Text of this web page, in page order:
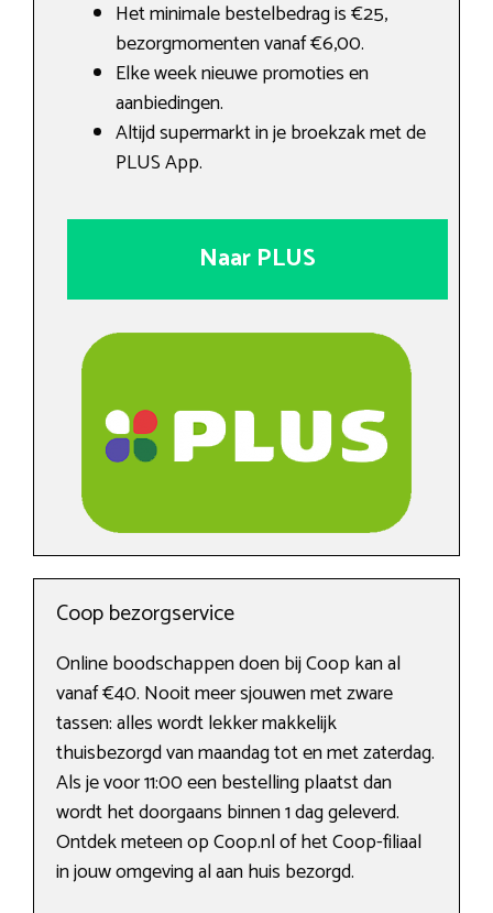
Het minimale bestelbedrag is €25,
bezorgmomenten vanaf €6,00.
Elke week nieuwe promoties en
aanbiedingen.
Altijd supermarkt in je broekzak met de
PLUS App.
Naar PLUS
Coop bezorgservice
Online boodschappen doen bij Coop kan al
vanaf €40. Nooit meer sjouwen met zware
tassen: alles wordt lekker makkelijk
thuisbezorgd van maandag tot en met zaterdag.
Als je voor 11:00 een bestelling plaatst dan
wordt het doorgaans binnen 1 dag geleverd.
Ontdek meteen op Coop.nl of het Coop-filiaal
in jouw omgeving al aan huis bezorgd.